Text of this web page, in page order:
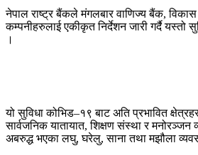
नेपाल राष्ट्र बैंकले मंगलबार वाणिज्य बैंक,
कम्पनीहरुलाई एकीकृत निर्देशन जारी गर्दै यस्तो
।
यो सुविधा कोभिड–१९ बाट अति प्रभावित
सार्वजनिक यातायात, शिक्षण संस्था र मनोरञ्जन
अबरुद्ध भएका लघु, घरेलु, साना तथा मझौला